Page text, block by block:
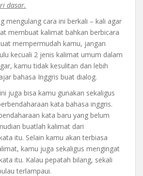
dasar.
mengulang cara ini berkali – kali agar
membuat kalimat bahkan berbicara
mempermudah kamu, jangan
kecuali 2 jenis kalimat umum dalam
kamu tidak kesulitan dan lebih
bahasa Inggris buat dialog.
juga bisa kamu gunakan sekaligus
kata bahasa inggris.
kata baru yang belum
buatlah kalimat dari
itu. Selain kamu akan terbiasa
kamu juga sekaligus mengingat
itu. Kalau pepatah bilang, sekali
terlampaui.